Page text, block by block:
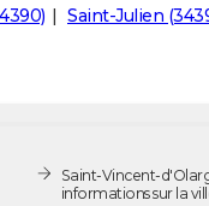
Saint-Julien
Saint-Vincent-
informations sur la